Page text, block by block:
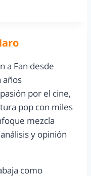
a Fan desde
años
por el cine,
pop con miles
mezcla
y opinión
como